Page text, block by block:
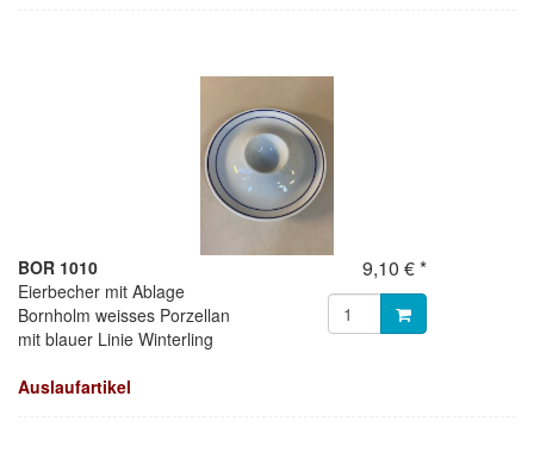
BOR 1010
Eierbecher mit Ablage
Bornholm weisses Porzellan
mit blauer Linie Winterling
Auslaufartikel
9,10 € *